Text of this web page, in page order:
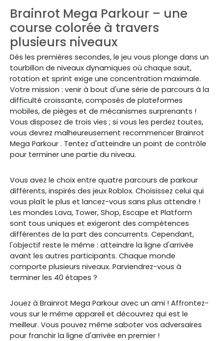
Brainrot Mega Parkour – une
course colorée à travers
plusieurs niveaux
Dès les premières secondes, le jeu vous plonge dans un
tourbillon de niveaux dynamiques où chaque saut,
rotation et sprint exige une concentration maximale.
Votre mission : venir à bout d'une série de parcours à la
difficulté croissante, composés de plateformes
mobiles, de pièges et de mécanismes surprenants !
Vous disposez de trois vies ; si vous les perdez toutes,
vous devrez malheureusement recommencer Brainrot
Mega Parkour . Tentez d'atteindre un point de contrôle
pour terminer une partie du niveau.
Vous avez le choix entre quatre parcours de parkour
différents, inspirés des jeux Roblox. Choisissez celui qui
vous plaît le plus et lancez-vous sans plus attendre !
Les mondes Lava, Tower, Shop, Escape et Platform
sont tous uniques et exigeront des compétences
différentes de la part des concurrents. Cependant,
l'objectif reste le même : atteindre la ligne d'arrivée
avant les autres participants. Chaque monde
comporte plusieurs niveaux. Parviendrez-vous à
terminer les 40 étapes ?
Jouez à Brainrot Mega Parkour avec un ami ! Affrontez-
vous sur le même appareil et découvrez qui est le
meilleur. Vous pouvez même saboter vos adversaires
pour franchir la ligne d'arrivée en premier !